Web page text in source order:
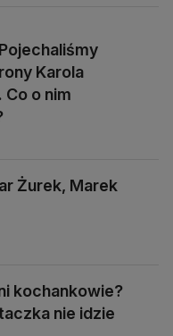
Pojechaliśmy
Karola
o nim
Żurek, Marek
kochankowie?
nie idzie